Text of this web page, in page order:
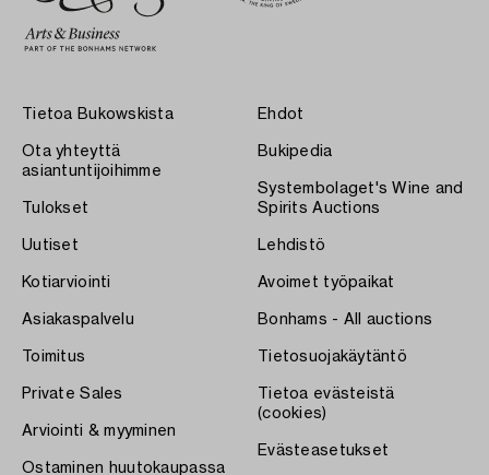
Tietoa Bukowskista
Ota yhteyttä
asiantuntijoihimme
Tulokset
Uutiset
Kotiarviointi
Asiakaspalvelu
Toimitus
Private Sales
Arviointi & myyminen
Ostaminen huutokaupassa
Ehdot
Bukipedia
Systembolaget's Wine and
Spirits Auctions
Lehdistö
Avoimet työpaikat
Bonhams - All auctions
Tietosuojakäytäntö
Tietoa evästeistä
(cookies)
Evästeasetukset